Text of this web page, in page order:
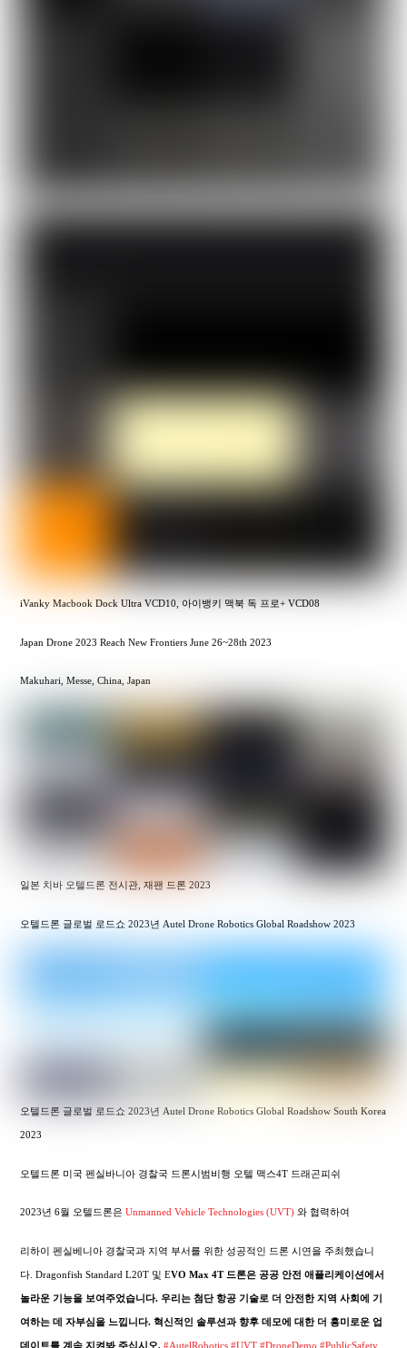
iVanky Macbook Dock Ultra VCD10, 아이뱅키 맥북 독 프로+ VCD08
Japan Drone 2023 Reach New Frontiers June 26~28th 2023
Makuhari, Messe, China, Japan
일본 치바 오텔드론 전시관, 재팬 드론 2023
오텔드론 글로벌 로드쇼 2023년 Autel Drone Robotics Global Roadshow 2023
오텔드론 글로벌 로드쇼 2023년 Autel Drone Robotics Global Roadshow South Korea
2023
오텔드론 미국 펜실바니아 경찰국 드론시범비행 오텔 맥스4T 드래곤피쉬
2023년 6월 오텔드론은Unmanned Vehicle Technologies (UVT) 와 협력하여
리하이 펜실베니아 경찰국과 지역 부서를 위한 성공적인 드론 시연을 주최했습니
다. Dragonfish Standard L20T 및 EVO Max 4T 드론은 공공 안전 애플리케이션에서
놀라운 기능을 보여주었습니다. 우리는 첨단 항공 기술로 더 안전한 지역 사회에 기
여하는 데 자부심을 느낍니다. 혁신적인 솔루션과 향후 데모에 대한 더 흥미로운 업
데이트를 계속 지켜봐 주십시오.#AutelRobotics #UVT #DroneDemo #PublicSafety